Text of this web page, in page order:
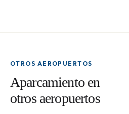
OTROS AEROPUERTOS
Aparcamiento en
otros aeropuertos